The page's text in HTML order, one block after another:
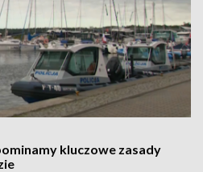
kluczowe zasady